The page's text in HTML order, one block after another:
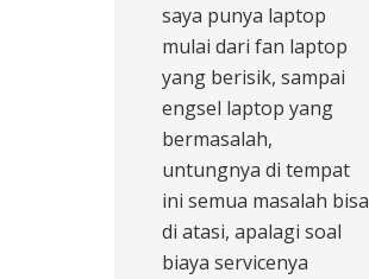
saya punya laptop
mulai dari fan laptop
yang berisik, sampai
engsel laptop yang
bermasalah,
untungnya di tempat
ini semua masalah bisa
di atasi, apalagi soal
biaya servicenya